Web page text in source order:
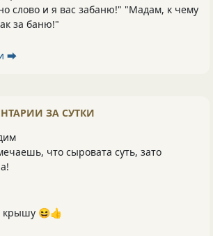
слово и я вас забаню!" "Мадам, к чему
за баню!"
⮕
ЗА СУТКИ
что сыровата суть, зато
крышу 😆👍